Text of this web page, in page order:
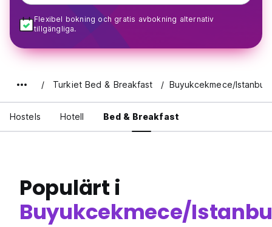
Flexibel bokning och gratis avbokning alternativ
tillgängliga.
Turkiet Bed & Breakfast Buyukcekmece/Istanbul
Hostels Hotell Bed & Breakfast
Populärt i
Buyukcekmece/